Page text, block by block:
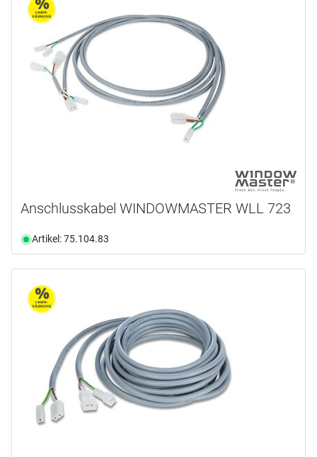
Anschlusskabel WINDOWMASTER WLL 723
Artikel: 75.104.83